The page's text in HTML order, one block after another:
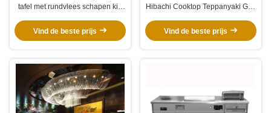
tafel met rundvlees schapen kip
Vind de beste prijs
Hibachi Cooktop Teppanyaki Grill
Kookoppervlak en ISO 9001-
2008 Certificering
Vind de beste prijs